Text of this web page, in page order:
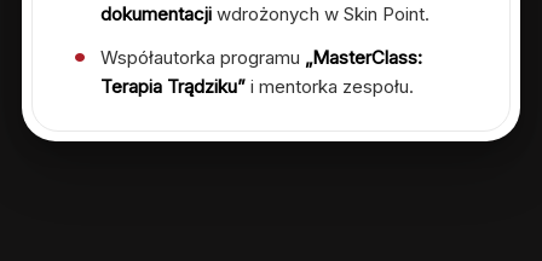
dokumentacjiwdrożonych w Skin Point.
Współautorka programu „MasterClass:
Terapia Trądziku”i mentorka zespołu.